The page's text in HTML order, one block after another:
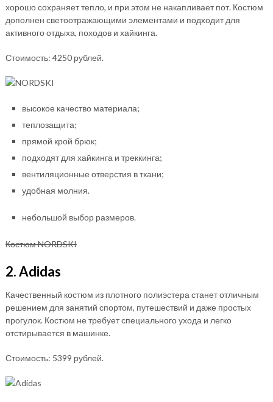
хорошо сохраняет тепло, и при этом не накапливает пот. Костюм
дополнен светоотражающими элементами и подходит для
активного отдыха, походов и хайкинга.
Стоимость: 4250 рублей.
высокое качество материала;
теплозащита;
прямой крой брюк;
подходят для хайкинга и треккинга;
вентиляционные отверстия в ткани;
удобная молния.
небольшой выбор размеров.
Костюм NORDSKI
2. Adidas
Качественный костюм из плотного полиэстера станет отличным
решением для занятий спортом, путешествий и даже простых
прогулок. Костюм не требует специального ухода и легко
отстирывается в машинке.
Стоимость: 5399 рублей.